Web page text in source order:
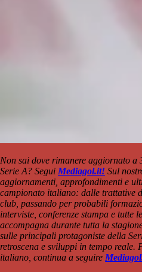
Non sai dove rimanere aggiornato a
Serie A? Segui Mediagol.it! Sul
aggiornamenti, approfondimenti e
campionato italiano: dalle trattative
club, passando per probabili
interviste, conferenze stampa e tutte
accompagna durante tutta la
sulle principali protagoniste della
retroscena e sviluppi in tempo reale.
italiano, continua a seguire